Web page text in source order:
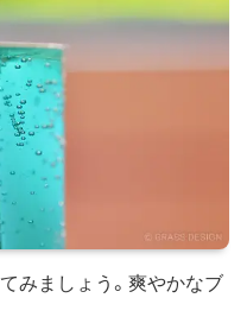
みましょう。爽やかなブ